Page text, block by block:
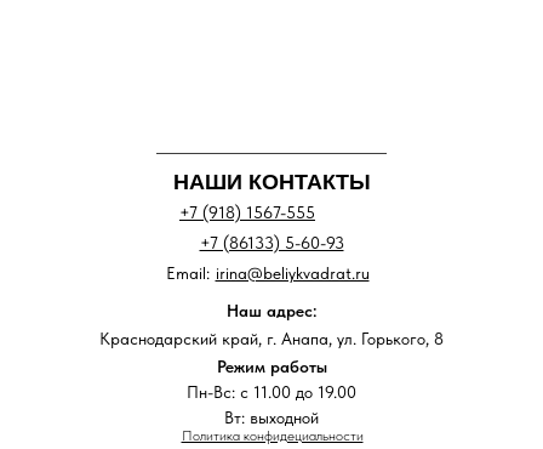
Политика конфидециальности
НАШИ КОНТАКТЫ
+7 (918) 1567-555
+7 (86133) 5-60-93
Наш адрес:
Краснодарский край, г. Анапа, ул. Горького, 8
Режим работы
Пн-Вс: с 11.00 до 19.00
Вт: выходной
irina@beliykvadrat.ru
Email: